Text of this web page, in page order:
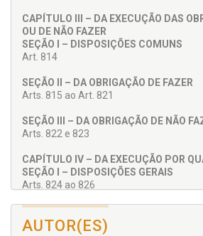
CAPÍTULO III – DA EXECUÇÃO DAS
OU DE NÃO FAZER
SEÇÃO I – DISPOSIÇÕES COMUNS
Art. 814
SEÇÃO II – DA OBRIGAÇÃO DE FAZER
Arts. 815 ao Art. 821
SEÇÃO III – DA OBRIGAÇÃO DE NÃO
Arts. 822 e 823
CAPÍTULO IV – DA EXECUÇÃO POR
SEÇÃO I – DISPOSIÇÕES GERAIS
Arts. 824 ao 826
SEÇÃO II – DA CITAÇÃO DO DEVEDOR E
Arts. 827 ao 830
AUTOR(ES)